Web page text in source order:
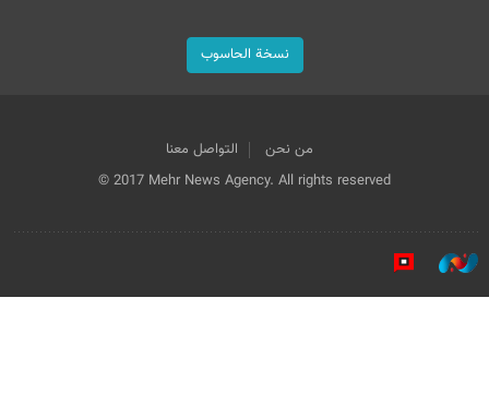
نسخة الحاسوب
من نحن
التواصل معنا
© 2017 Mehr News Agency. All rights reserved